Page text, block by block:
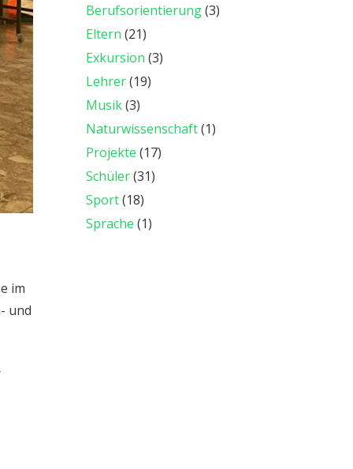
im
und
Berufsorientierung(3)
Eltern (21)
Exkursion (3)
Lehrer(19)
Musik(3)
Naturwissenschaft(1)
Projekte (17)
Schüler(31)
Sport(18)
Sprache (1)